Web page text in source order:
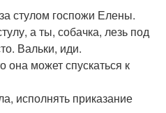
стулом госпожи Елены.
а ты, собачка, лезь под
Вальки, иди.
она может спускаться к
исполнять приказание